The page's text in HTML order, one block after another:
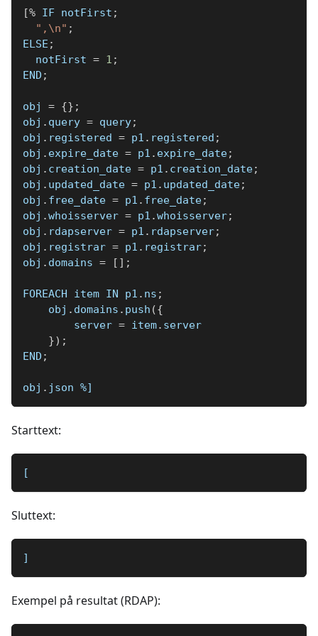
[% IF notFirst ;
",\n" ;
ELSE ;
  notFirst
= 1 ;
END ;
obj = {} ;
obj . query = query;
obj . registered = p1 . registered ;
obj . expire_date = p1 . expire_date;
obj . creation_date = p1 . creation_date;
obj . updated_date = p1 . updated_date;
obj . free_date = p1 . free_date;
obj .whoisserver = p1 .whoisserver;
obj . rdapserver = p1 . rdapserver;
obj . registrar = p1 . registrar;
obj . domains = [ ] ;
FOREACH item IN p1 . ns ;
    obj
. domains . push ({
        server
= item. server
}) ;
END ;
obj . json %]
Starttext:
[
Sluttext:
]
Exempel på resultat (RDAP):